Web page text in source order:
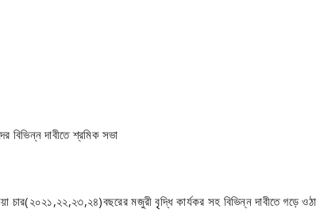
বিভিন্ন দাবীতে শ্রমিক সভা
চার(২০২১,২২,২৩,২৪)বছরের মজুরী বৃৃদ্ধি কার্যকর সহ বিভিন্ন দাবীতে গড়ে ওঠা